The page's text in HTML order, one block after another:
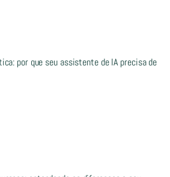
por que seu assistente de IA precisa de